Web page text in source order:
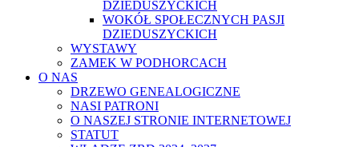
DZIEDUSZYCKICH
WOKÓŁ SPOŁECZNYCH PASJI
DZIEDUSZYCKICH
WYSTAWY
ZAMEK W PODHORCACH
O NAS
DRZEWO GENEALOGICZNE
NASI PATRONI
O NASZEJ STRONIE INTERNETOWEJ
STATUT